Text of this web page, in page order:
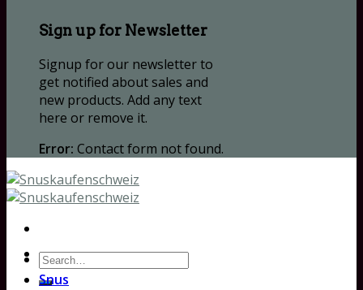
Sign up for Newsletter
Signup for our newsletter to
get notified about sales and
new products. Add any text
here or remove it.
Error: Contact form not found.
Search
for:
Snus